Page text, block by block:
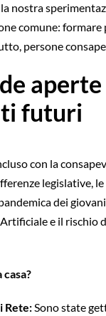
nostra
comune:
persone
aperte
futuri
con la
legislative,
dei
e il rischio
Rete:Sono state